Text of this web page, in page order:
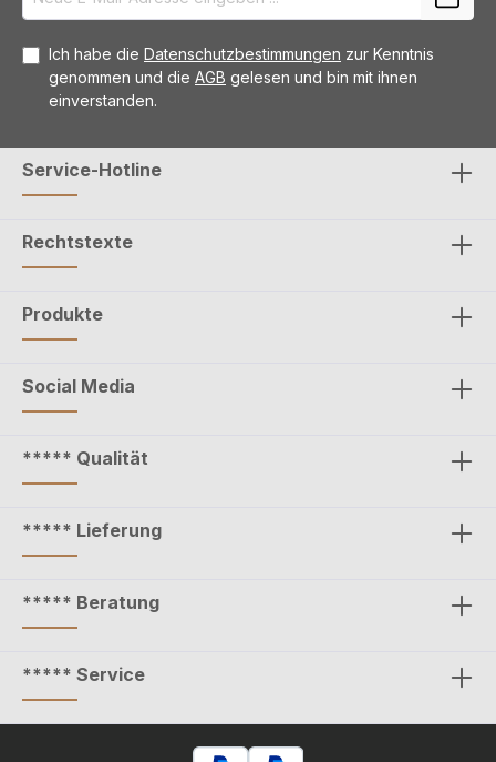
Ich habe die Datenschutzbestimmungen zur Kenntnis
genommen und die AGB gelesen und bin mit ihnen
einverstanden.
Service-Hotline
Rechtstexte
Produkte
Social Media
***** Qualität
***** Lieferung
***** Beratung
***** Service